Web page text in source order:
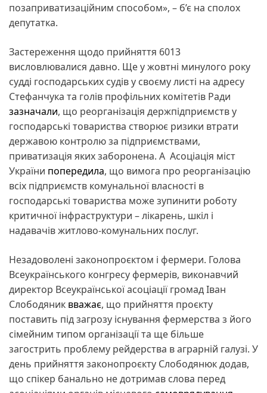
позаприватизаційним способом», – б’є на сполох
депутатка.
Застереження щодо прийняття 6013
висловлювалися давно. Ще у жовтні минулого року
судді господарських судів у своєму листі на адресу
Стефанчука та голів профільних комітетів Ради
зазначали, що реорганізація держпідприємств у
господарські товариства створює ризики втрати
державою контролю за підприємствами,
приватизація яких заборонена. А Асоціація міст
України попередила, що вимога про реорганізацію
всіх підприємств комунальної власності в
господарські товариства може зупинити роботу
критичної інфраструктури – лікарень, шкіл і
надавачів житлово-комунальних послуг.
Незадоволені законопроєктом і фермери. Голова
Всеукраїнського конгресу фермерів, виконавчий
директор Всеукраїнської асоціації громад Іван
Слободяник вважає, що прийняття проєкту
поставить під загрозу існування фермерства з його
сімейним типом організації та ще більше
загострить проблему рейдерства в аграрній галузі. У
день прийняття законопроєкту Слободянюк додав,
що спікер банально не дотримав слова перед